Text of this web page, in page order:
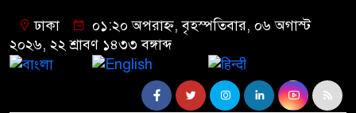
ঢাকা
০১:২০ অপরাহ্ন, বৃহস্পতিবার, ০৬ অগাস্ট
২০২৬, ২২ শ্রাবণ ১৪৩৩ বঙ্গাব্দ